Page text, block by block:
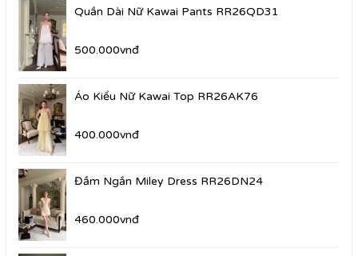
Quần Dài Nữ Kawai Pants RR26QD31
500.000vnđ
Áo Kiểu Nữ Kawai Top RR26AK76
400.000vnđ
Đầm Ngắn Miley Dress RR26DN24
460.000vnđ